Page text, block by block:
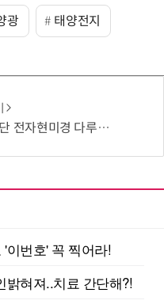
광 태양전지
체득...과학체험 제공 '주니어닥터' 현장